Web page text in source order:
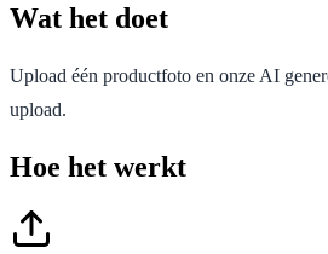
Wat het doet
Upload één productfoto en onze AI
upload.
Hoe het werkt